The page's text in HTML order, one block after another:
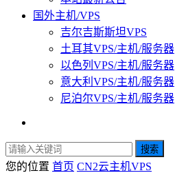
国外主机/VPS
吉尔吉斯斯坦VPS
土耳其VPS/主机/服务器
以色列VPS/主机/服务器
意大利VPS/主机/服务器
尼泊尔VPS/主机/服务器
搜索
您的位置 首页 CN2云主机VPS